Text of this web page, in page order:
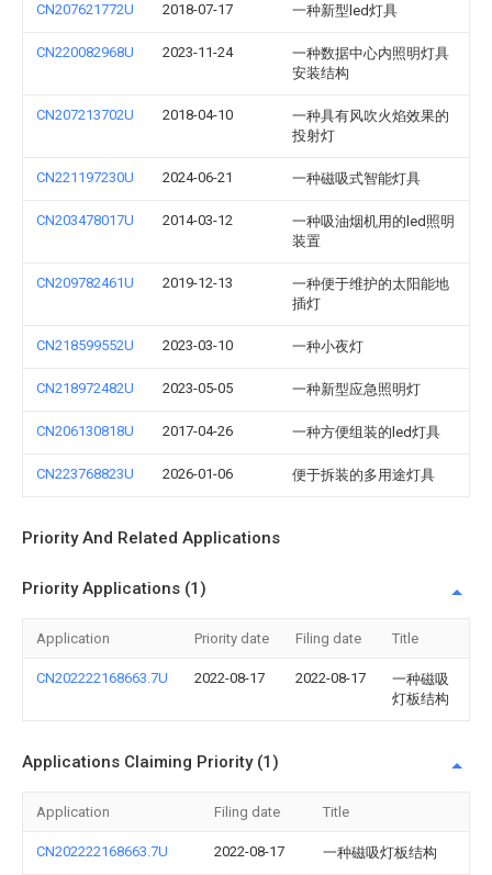
CN207621772U 2018-07-17 一种新型led灯具
CN220082968U 2023-11-24
一种数据中心内照明灯具
安装结构
CN207213702U 2018-04-10
一种具有风吹火焰效果的
投射灯
CN221197230U 2024-06-21 一种磁吸式智能灯具
CN203478017U 2014-03-12
一种吸油烟机用的led照明
装置
CN209782461U 2019-12-13
一种便于维护的太阳能地
插灯
CN218599552U 2023-03-10 一种小夜灯
CN218972482U 2023-05-05 一种新型应急照明灯
CN206130818U 2017-04-26 一种方便组装的led灯具
CN223768823U 2026-01-06 便于拆装的多用途灯具
Priority And Related Applications
Priority Applications (1)
Application Priority date Filing date Title
CN202222168663.7U 2022-08-17 2022-08-17
一种磁吸
灯板结构
Applications Claiming Priority (1)
Application Filing date Title
CN202222168663.7U 2022-08-17 一种磁吸灯板结构